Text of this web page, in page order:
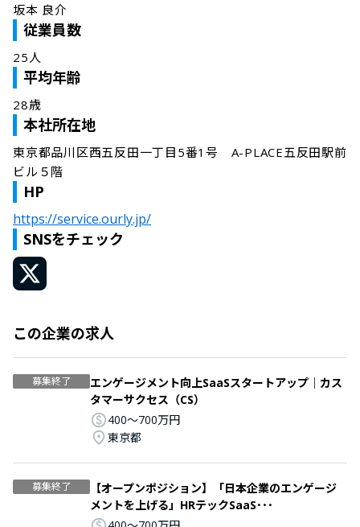
坂本 良介
従業員数
25人
平均年齢
28歳
本社所在地
東京都品川区西五反田一丁目5番1号　A-PLACE五反田駅前
ビル５階
HP
https://service.ourly.jp/
SNSをチェック
この企業の求人
募集終了
エンゲージメント向上SaaSスタートアップ｜カス
タマーサクセス（CS）
400〜700万円
東京都
募集終了
【オープンポジション】「日本企業のエンゲージ
メントを上げる」HRテックSaaS･･･